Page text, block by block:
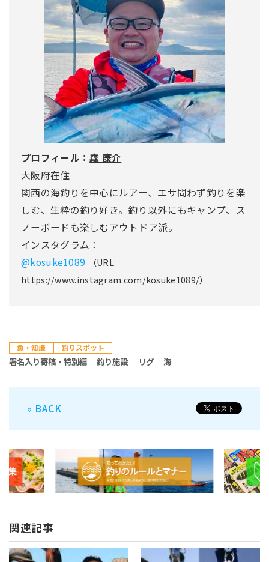
プロフィール：森 康介
大阪府在住
関西の海釣りを中心にルアー、エサ問わず釣りを楽
しむ、生粋の釣り好き。釣り以外にもキャンプ、ス
ノーボードも楽しむアウトドア派。
インスタグラム：
@kosuke1089
（URL:
https://www.instagram.com/kosuke1089/）
魚・知識 釣りスポット
署名入り寄稿・特別編 釣り施設 リグ 海
» BACK
関連記事